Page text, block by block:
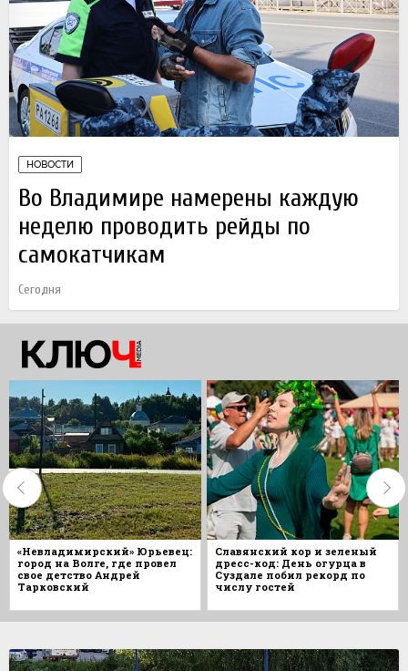
НОВОСТИ
Во Владимире намерены каждую
неделю проводить рейды по
самокатчикам
Сегодня
«Невладимирский» Юрьевец:
город на Волге, где провел
свое детство Андрей
Тарковский
Славянский кор и зеленый
дресс-код: День огурца в
Суздале побил рекорд по
числу гостей